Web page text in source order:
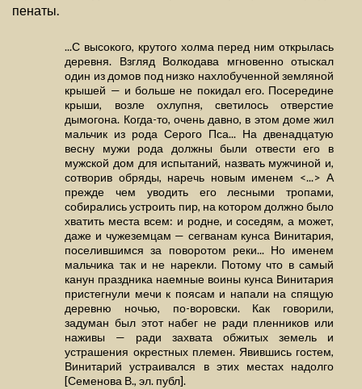
пенаты.
...С высокого, крутого холма перед ним открылась
деревня. Взгляд Волкодава мгновенно отыскал
один из домов под низко нахлобученной земляной
крышей — и больше не покидал его. Посередине
крыши, возле охлупня, светилось отверстие
дымогона. Когда-то, очень давно, в этом доме жил
мальчик из рода Серого Пса... На двенадцатую
весну мужи рода должны были отвести его в
мужской дом для испытаний, назвать мужчиной и,
сотворив обряды, наречь новым именем <...> А
прежде чем уводить его лесными тропами,
собирались устроить пир, на котором должно было
хватить места всем: и родне, и соседям, а может,
даже и чужеземцам — сегванам кунса Винитария,
поселившимся за поворотом реки... Но именем
мальчика так и не нарекли. Потому что в самый
канун праздника наемные воины кунса Винитария
пристегнули мечи к поясам и напали на спящую
деревню ночью, по-воровски. Как говорили,
задуман был этот набег не ради пленников или
наживы — ради захвата обжитых земель и
устрашения окрестных племен. Явившись гостем,
Винитарий устраивался в этих местах надолго
[Семенова В., эл. публ].